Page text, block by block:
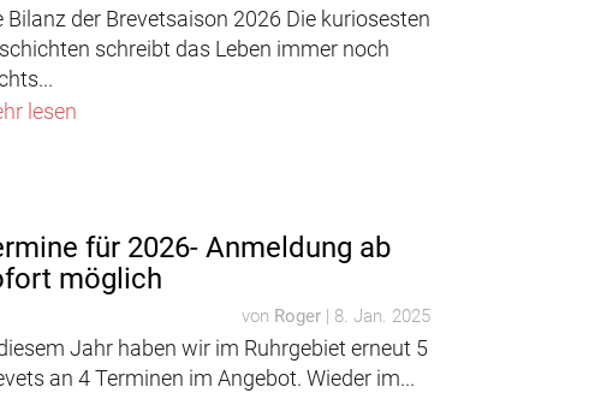
Bilanz der Brevetsaison 2026 Die kuriosesten
schreibt das Leben immer noch
lesen
für 2026- Anmeldung ab
möglich
von Roger| 8. Jan. 2025
Jahr haben wir im Ruhrgebiet erneut 5
an 4 Terminen im Angebot. Wieder im...